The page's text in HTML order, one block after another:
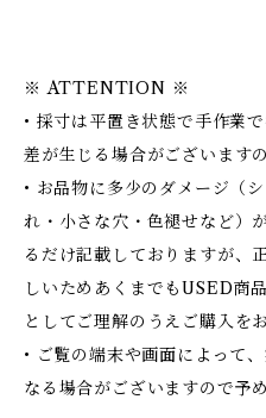
※ ATTENTION ※
• 採寸は平置き状態で手作業
差が生じる場合がございます
• お品物に多少のダメージ（
れ・小さな穴・色褪せなど）
るだけ記載しておりますが、
しいためあくまでもUSED商
としてご理解のうえご購入を
• ご覧の端末や画面によって
なる場合がございますので予